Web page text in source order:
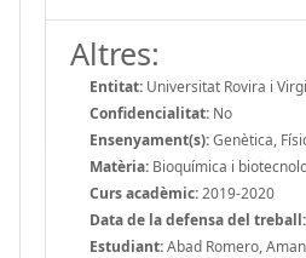
Altres:
Entitat: Universitat Rovira i
Confidencialitat: No
Ensenyament(s):Genètica,
Matèria: Bioquímica i
Curs acadèmic:2019-2020
Data de la defensa del treball:
Estudiant:Abad Romero,